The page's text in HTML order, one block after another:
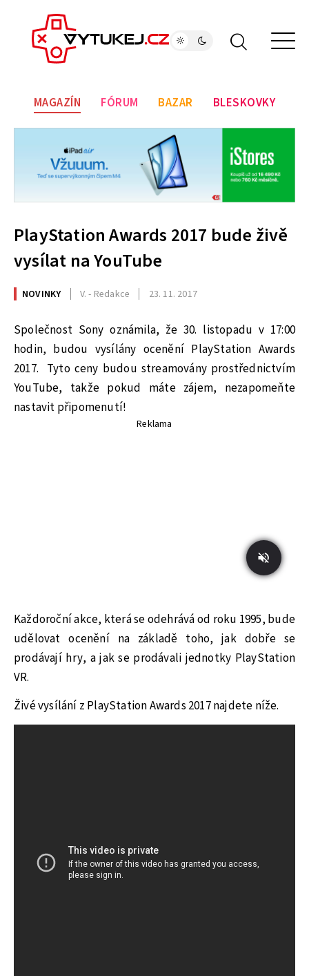
MAGAZÍN FÓRUM BAZAR BLESKOVKY
PlayStation Awards 2017 bude živě
vysílat na YouTube
NOVINKY V. - Redakce 23. 11. 2017
Společnost Sony oznámila, že 30. listopadu v 17:00
hodin, budou vysílány ocenění PlayStation Awards
2017. Tyto ceny budou streamovány prostřednictvím
YouTube, takže pokud máte zájem, nezapomeňte
nastavit připomenutí!
Reklama
Každoroční akce, která se odehrává od roku 1995, bude
udělovat ocenění na základě toho, jak dobře se
prodávají hry, a jak se prodávali jednotky PlayStation
VR.
Živé vysílání z PlayStation Awards 2017 najdete níže.